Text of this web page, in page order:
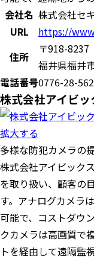
会社名 株式会社セ
URL
https://
住所
〒918-8237
福井県福井
電話番号0776-28-
株式会社アイビッ
拡大する
多様な防犯カメラの
株式会社アイビック
を取り扱い、顧客の
す。​アナログカメラ
可能で、コストダウ
クカメラは高画質で
トを経由して遠隔監